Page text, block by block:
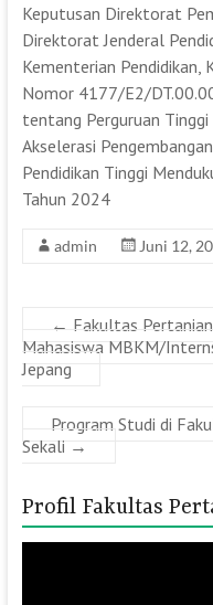
Keputusan Direktorat
Direktorat Jenderal
Kementerian Pendidikan,
Nomor 4177/E2/
tentang Perguruan
Akselerasi
Pendidikan Tinggi
Tahun 2024
admin Juni 12,
← Fakultas
Mahasiswa MBKM/
Jepang
Program Studi di
Sekali →
Profil Fakultas